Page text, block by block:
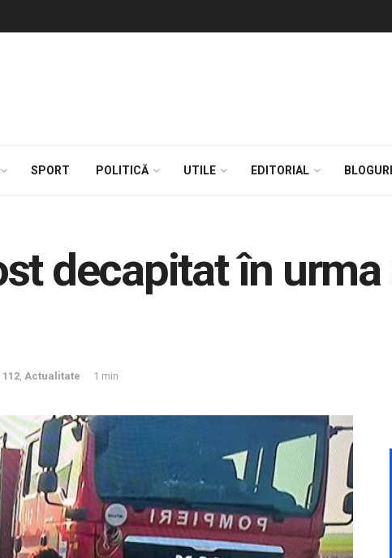
SPORT POLITICĂ UTILE EDITORIAL
decapitat în
112, Actualitate 1 min